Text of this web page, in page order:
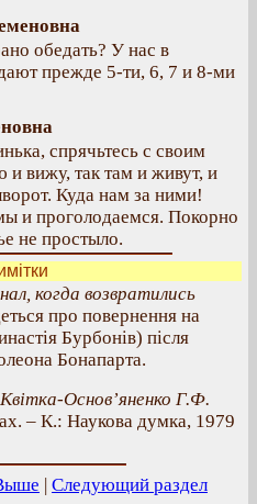
обедать? У нас в
прежде 5-ти, 6, 7 и 8-ми
спрячьтесь с своим
вижу, так там и живут, и
Куда нам за ними!
и проголодаемся. Покорно
не простыло.
когда возвратились
про повернення на
Бурбонів) після
Бонапарта.
Квітка-Основ’яненко Г.Ф.
– К.: Наукова думка, 1979
| Следующий раздел